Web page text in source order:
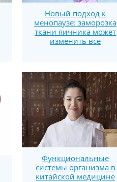
Новый подход к
менопаузе: заморозка
ткани яичника может
изменить все
Функциональные
системы организма в
китайской медицине